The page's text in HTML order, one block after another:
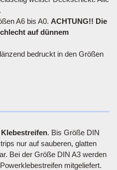
A6 bis A0. ACHTUNG!! Die
auf dünnem
bedruckt in den Größen
. Bis Größe DIN
nur auf sauberen, glatten
Bei der Größe DIN A3 werden
mitgeliefert.